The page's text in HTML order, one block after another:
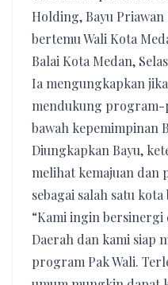
Holding, Bayu Priawan
bertemu Wali Kota
Balai Kota Medan,
Ia mengungkapkan
mendukung program-
bawah kepemimpinan
Diungkapkan Bayu,
melihat kemajuan dan
sebagai salah satu
“Kami ingin
Daerah dan kami siap
program Pak Wali.